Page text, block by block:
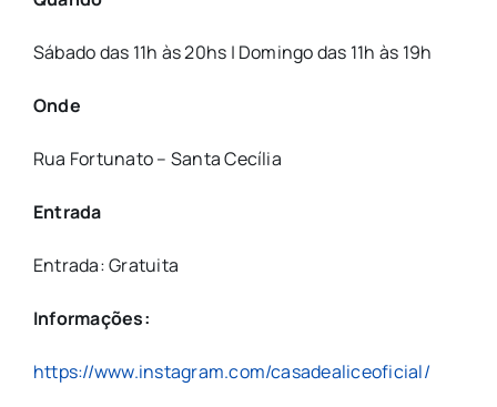
Sábado das 11h às 20hs | Domingo das 11h às 19h
Onde
Rua Fortunato – Santa Cecília
Entrada
Entrada: Gratuita
Informações:
https://www.instagram.com/casadealiceoficial/